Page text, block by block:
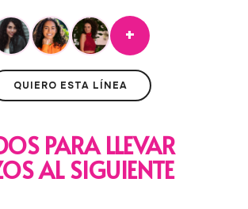
PARA LLEVAR
AL SIGUIENTE
+
QUIERO ESTA LÍNEA